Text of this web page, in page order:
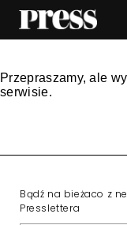
Przepraszamy, ale
serwisie.
Bądź na bieżaco z
Presslettera